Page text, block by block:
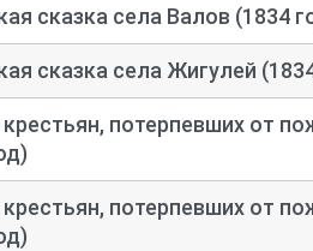
сказка села Валов (1834
сказка села Жигулей
потерпевших от
потерпевших от